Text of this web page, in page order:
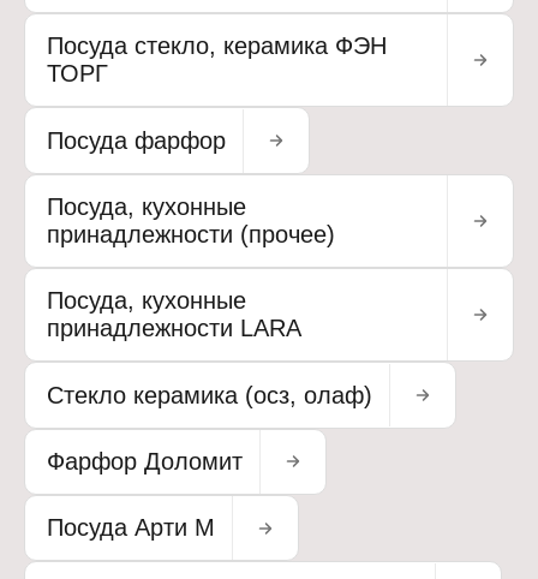
Посуда стекло, керамика ФЭН
ТОРГ
Посуда фарфор
Посуда, кухонные
принадлежности (прочее)
Посуда, кухонные
принадлежности LARA
Стекло керамика (осз, олаф)
Фарфор Доломит
Посуда Арти М